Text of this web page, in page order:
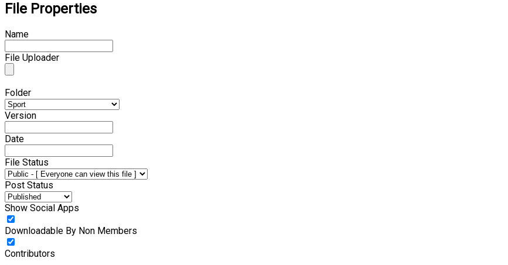
File Properties
Name
File Uploader
Folder
Version
Date
File Status
Post Status
Show Social Apps
Downloadable By Non Members
Contributors